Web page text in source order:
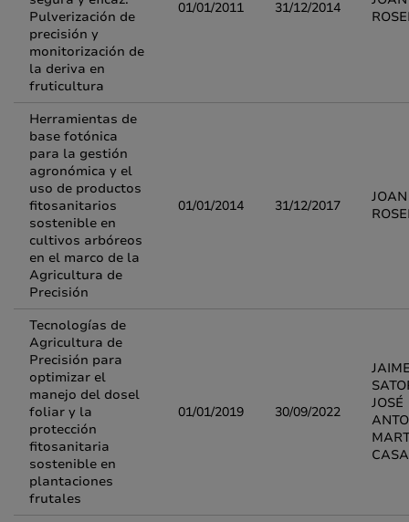
Pulverización de
precisión y
monitorización de
la deriva en
fruticultura
01/01/2011 31/12/2014
Herramientas de
base fotónica
para la gestión
agronómica y el
uso de productos
fitosanitarios
sostenible en
cultivos arbóreos
en el marco de la
Agricultura de
Precisión
01/01/2014 31/12/2017
Tecnologías de
Agricultura de
Precisión para
optimizar el
manejo del dosel
foliar y la
protección
fitosanitaria
sostenible en
plantaciones
frutales
01/01/2019 30/09/2022
JOSÉ